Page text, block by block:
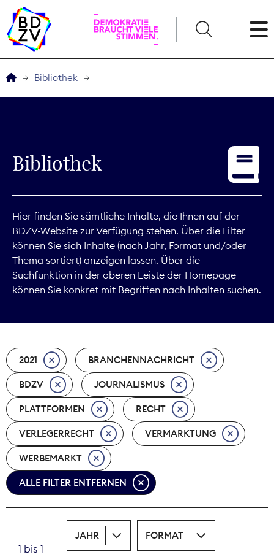
Service
Digitales
Kommunikation
Marktdaten
Nachhaltigkeit
Nachwuchs
Nova Award
Pressefreiheit
Print
Bibliothek
Bibliothek
Hier finden Sie sämtliche Inhalte, die Ihnen auf der
BDZV-Website zur Verfügung stehen. Über die Filter
können Sie sich Inhalte (nach Jahr, Format und/oder
Thema sortiert) anzeigen lassen. Über die
Suchfunktion in der oberen Leiste der Homepage
können Sie konkret mit Begriffen nach Inhalten suchen.
2021 BRANCHENNACHRICHT
BDZV JOURNALISMUS
PLATTFORMEN RECHT
VERLEGERRECHT VERMARKTUNG
WERBEMARKT
ALLE FILTER ENTFERNEN
1 bis 1
JAHR FORMAT